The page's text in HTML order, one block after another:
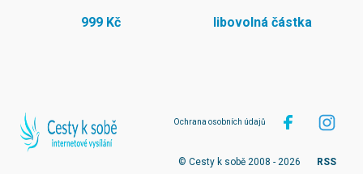
999 Kč libovolná částka
Ochrana osobních údajů
© Cesty k sobě 2008 - 2026 RSS